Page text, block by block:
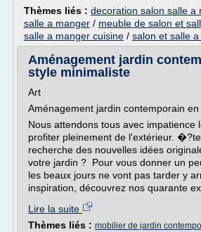
Thèmes liés : decoration salon salle a
salle a manger / meuble de salon et
salle a manger cuisine / salon et salle
Aménagement jardin
style minimaliste
Art
Aménagement jardin contemporain
Nous attendons tous avec impatience
profiter pleinement de l'extérieur.
recherche des nouvelles idées
votre jardin ? Pour vous donner un
les beaux jours ne vont pas tarder y
inspiration, découvrez nos quarante
Lire la suite
Thèmes liés : mobilier de jardin